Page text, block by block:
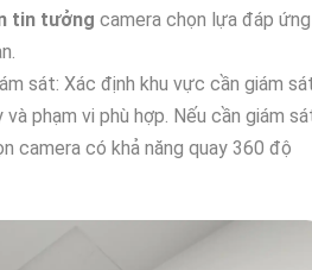
tin tưởng camera chọn lựa đáp ứng
sát: Xác định khu vực cần giám
phạm vi phù hợp. Nếu cần giám
camera có khả năng quay 360 độ